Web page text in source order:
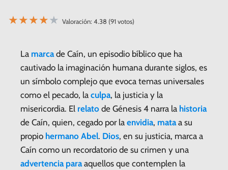
★★★★★ Valoración: 4.38 (91 votos)
La marcade Caín, un episodio bíblico que ha
cautivado la imaginación humana durante siglos, es
un símbolo complejo que evoca temas universales
como el pecado, la culpa, la justicia y la
misericordia. El relato de Génesis 4 narra la historia
de Caín, quien, cegado por la envidia, mataa su
propio hermano Abel. Dios, en su justicia, marca a
Caín como un recordatorio de su crimen y una
advertencia paraaquellos que contemplen la